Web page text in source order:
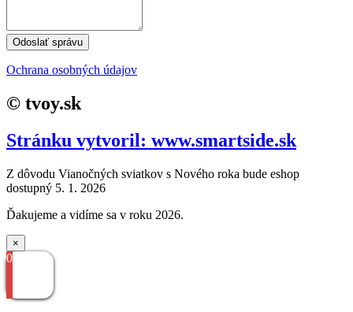
Odoslať správu
Ochrana osobných údajov
© tvoy.sk
Stránku vytvoril: www.smartside.sk
Z dôvodu Vianočných sviatkov s Nového roka bude eshop
dostupný 5. 1. 2026
Ďakujeme a vidíme sa v roku 2026.
×
0